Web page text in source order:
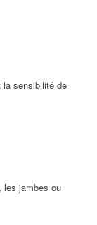
la sensibilité de
les jambes ou